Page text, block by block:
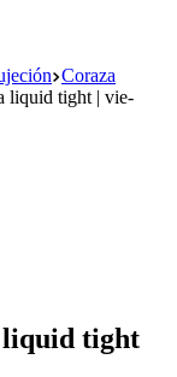
Coraza
liquid tight | vie-
liquid tight